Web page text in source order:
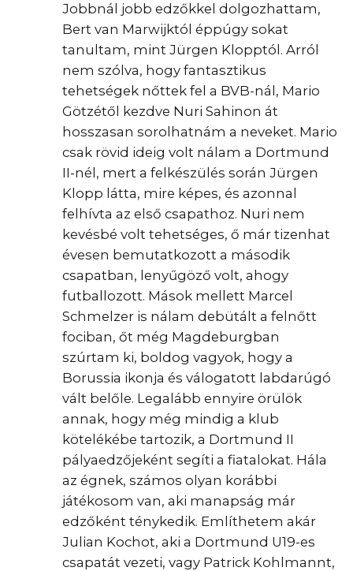
Jobbnál jobb edzőkkel dolgozhattam,
Bert van Marwijktól éppúgy sokat
tanultam, mint Jürgen Klopptól. Arról
nem szólva, hogy fantasztikus
tehetségek nőttek fel a BVB-nál, Mario
Götzétől kezdve Nuri Sahinon át
hosszasan sorolhatnám a neveket. Mario
csak rövid ideig volt nálam a Dortmund
II-nél, mert a felkészülés során Jürgen
Klopp látta, mire képes, és azonnal
felhívta az első csapathoz. Nuri nem
kevésbé volt tehetséges, ő már tizenhat
évesen bemutatkozott a második
csapatban, lenyűgöző volt, ahogy
futballozott. Mások mellett Marcel
Schmelzer is nálam debütált a felnőtt
fociban, őt még Magdeburgban
szúrtam ki, boldog vagyok, hogy a
Borussia ikonja és válogatott labdarúgó
vált belőle. Legalább ennyire örülök
annak, hogy még mindig a klub
kötelékébe tartozik, a Dortmund II
pályaedzőjeként segíti a fiatalokat. Hála
az égnek, számos olyan korábbi
játékosom van, aki manapság már
edzőként ténykedik. Említhetem akár
Julian Kochot, aki a Dortmund U19-es
csapatát vezeti, vagy Patrick Kohlmannt,